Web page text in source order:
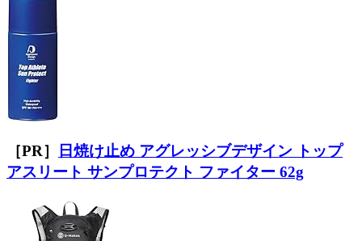
［PR］
日焼け止め アグレッシブデザイン トップ
アスリート サンプロテクト ファイター 62g